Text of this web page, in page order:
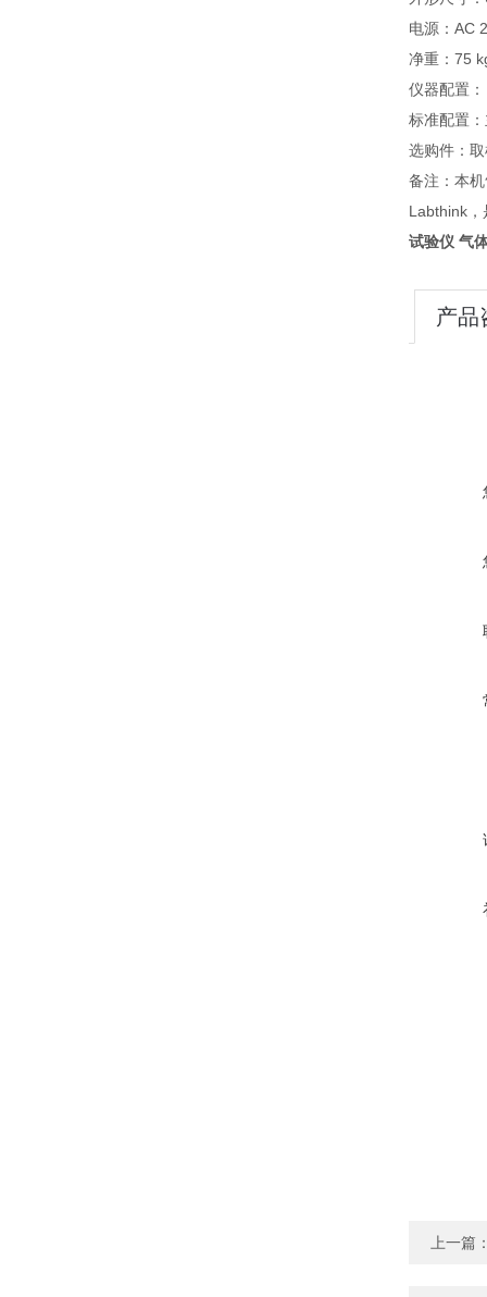
电源：AC
净重：75
仪器配置：
标准配置
选购件：
备注：本
Labthink，
试验仪 气
产品
上一篇